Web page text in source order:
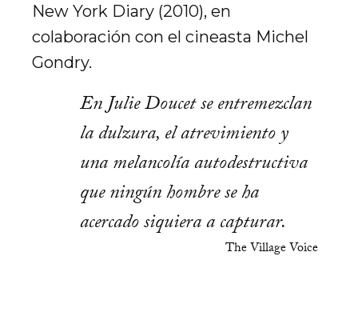
New York Diary (2010), en
colaboración con el cineasta Michel
Gondry.
En Julie Doucet se entremezclan
la dulzura, el atrevimiento y
una melancolía autodestructiva
que ningún hombre se ha
acercado siquiera a capturar.
The Village Voice